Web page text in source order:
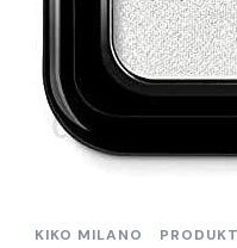
KIKO MILANO PRODUKT